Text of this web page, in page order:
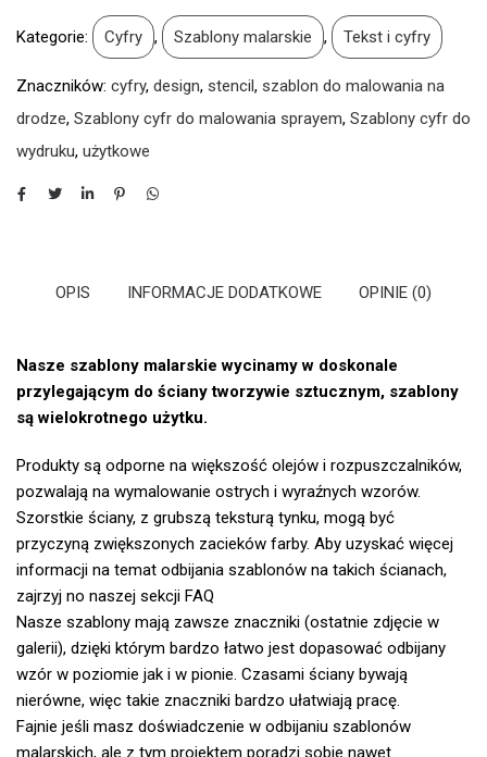
Kategorie: Cyfry , Szablony malarskie , Tekst i cyfry
Znaczników: cyfry, design, stencil , szablon do malowania na
drodze, Szablony cyfr do malowania sprayem, Szablony cyfr do
wydruku, użytkowe
OPIS INFORMACJE DODATKOWE OPINIE (0)
Nasze szablony malarskie wycinamy w doskonale
przylegającym do ściany tworzywie sztucznym, szablony
są wielokrotnego użytku.
Produkty są odporne na większość olejów i rozpuszczalników,
pozwalają na wymalowanie ostrych i wyraźnych wzorów.
Szorstkie ściany, z grubszą teksturą tynku, mogą być
przyczyną zwiększonych zacieków farby. Aby uzyskać więcej
informacji na temat odbijania szablonów na takich ścianach,
zajrzyj no naszej sekcji FAQ
Nasze szablony mają zawsze znaczniki (ostatnie zdjęcie w
galerii), dzięki którym bardzo łatwo jest dopasować odbijany
wzór w poziomie jak i w pionie. Czasami ściany bywają
nierówne, więc takie znaczniki bardzo ułatwiają pracę.
Fajnie jeśli masz doświadczenie w odbijaniu szablonów
malarskich, ale z tym projektem poradzi sobie nawet